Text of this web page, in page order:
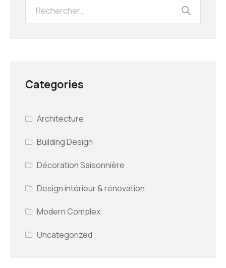
Categories
Architecture
Building Design
Décoration Saisonnière
Design intérieur & rénovation
Modern Complex
Uncategorized